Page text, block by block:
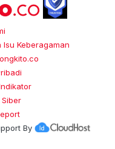
Isu Keberagaman
By